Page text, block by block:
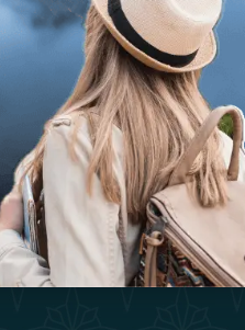
Файлов Cookie
Положения И Условия
Станьте Партнером
Our Team